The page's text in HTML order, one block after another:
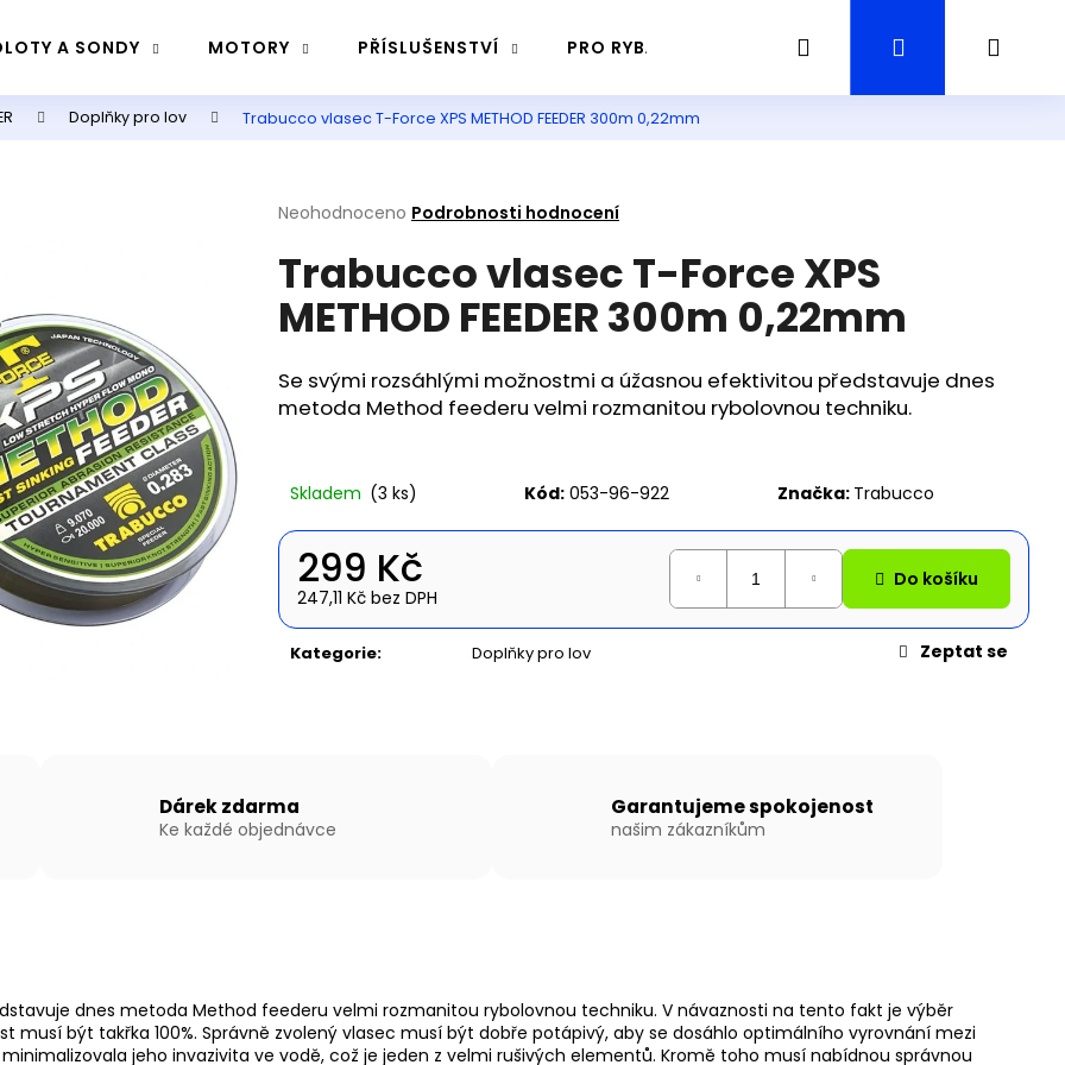
A SONDY MOTORY PŘÍSLUŠENSTVÍ PRO RYBÁŘE PRŮVODCE / GUIDING RYBAŘENÍ
Hledat Přihlášení
Doplňky pro lov Trabucco vlasec T-Force XPS METHOD FEEDER 300m 0,22mm
Průměrné
produktu
0,0
hvězdiček.
Neohodnoceno Podrobnosti hodnocení
Trabucco vlasec T-Force XPS
METHOD FEEDER 300m 0,22mm
Se svými rozsáhlými možnostmi a úžasnou efektivitou představuje dnes
metoda Method feederu velmi rozmanitou rybolovnou techniku.
Skladem (3 ks) Kód: 053-96-922 Značka: Trabucco
299 Kč
247,11 Kč bez DPH
Do košíku
Kategorie: Doplňky pro lov Zeptat se
Dárek zdarma
Ke každé objednávce
Garantujeme spokojenost
našim zákazníkům
dnes metoda Method feederu velmi rozmanitou rybolovnou techniku. V návaznosti na tento fakt je výběr
musí být takřka 100%. Správně zvolený vlasec musí být dobře potápivý, aby se dosáhlo optimálního vyrovnání mezi
jeho invazivita ve vodě, což je jeden z velmi rušivých elementů. Kromě toho musí nabídnou správnou
Co potřebujete najít?
Hledat
Doporučujeme
ČLUN WILLIS BOATS RY-
V ZELENÉ BARVĚ S NAFUKOVACÍ
490 Kč
NAFUKOVACÍ ČLUN WILLIS BOATS RY-
BD420 V BÍLO-MODRÉ BARVĚ SE
SKLÁDACÍ HLINÍKOVOU PODLAHOU
27 190 Kč